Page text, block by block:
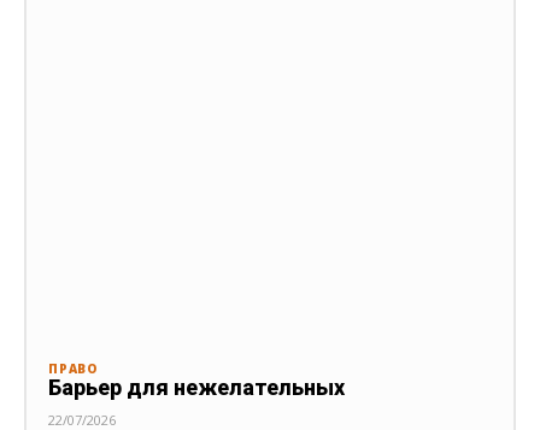
ПРАВО
Барьер для нежелательных
22/07/2026